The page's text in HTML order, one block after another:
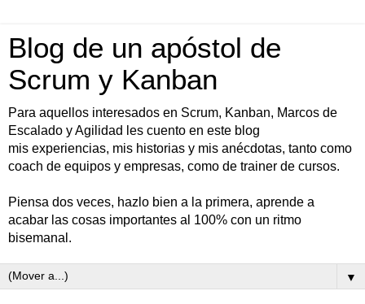
Blog de un apóstol de
Scrum y Kanban
Para aquellos interesados en Scrum, Kanban, Marcos de
Escalado y Agilidad les cuento en este blog
mis experiencias, mis historias y mis anécdotas, tanto como
coach de equipos y empresas, como de trainer de cursos.
Piensa dos veces, hazlo bien a la primera, aprende a
acabar las cosas importantes al 100% con un ritmo
bisemanal.
▼